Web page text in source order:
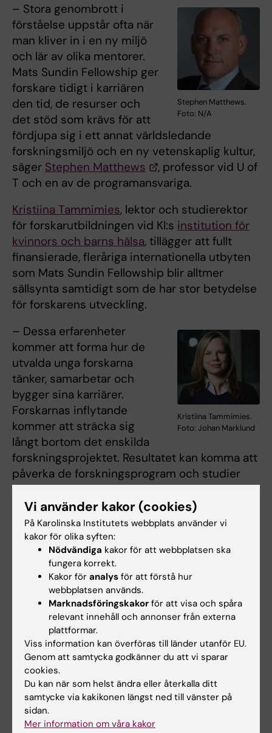
Stephen Matthews.
Foto: N/A
– Stora genombrott i
förståelse uppstår ofta när
man kliver in i en ny miljö
och lär av olika mentorer.
Mats Sundin Fellowship ger
forskare tidigt i karriären
den tid, de resurser och
det stöd som krävs för att
fördjupa sig i ett annat världsledande
forskningsmiljö och en ny vetenskaplig kultur,
säger Stephen Matthews
, professor vid U of
T och en av de programansvariga.
Kristiina Tammimies, lektor och studierektor
för forskarutbildningen vid KI:s institution för
kvinnors och barns hälsa, tillägger att fullt
finansierade, fleråriga internationella utbyten
som Mats Sundin Fellowship blir alltmer
sällsynta samtidigt som de har stor betydelse
för forskarens utveckling.
Kristiina Tammimies.
Foto: Johan Marklund
– Dessa erfarenheter
kommer att forma hur de
utvalda unga forskarna
tänker, samarbetar och
bygger sina karriärer.
Forskarnas inflytande
kommer att sträcka sig
långt bortom det enskilda
forskningsprojektet. Resultatet kan komma att
påverka de forskningsprogram och studier
som Sundin Fellows leder i framtiden.
För Kristiina Tammimies har årets omgång av
Sundin Fellowship en särskild betydelse.
Mottagarna presenteras bara tre månader
efter att Ola Hermanson, professor i
neurovetenskap vid KI och en av
programmets initiativtagare, gått bort.
– Mats Sundin Fellowships betydde mycket
för professor Hermanson. Han trodde starkt
på internationellt mentorskap som en
hörnsten i vetenskapliga framsteg. Det hade
betytt mycket för honom att få se nästa
generation Sundin Fellows ta första steget på
en viktig och värdefull resa, säger hon.
Vi använder kakor (cookies)
På Karolinska Institutets webbplats använder vi
kakor för olika syften:
Nödvändiga kakor för att webbplatsen ska
fungera korrekt.
Kakor för analys för att förstå hur
webbplatsen används.
Marknadsföringskakor för att visa och spåra
relevant innehåll och annonser från externa
plattformar.
Viss information kan överföras till länder utanför EU.
Genom att samtycka godkänner du att vi sparar
cookies.
Du kan när som helst ändra eller återkalla ditt
samtycke via kakikonen längst ned till vänster på
sidan.
Mer information om våra kakor